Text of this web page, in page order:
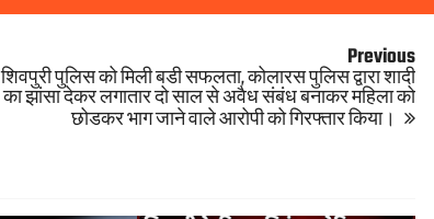
Previous
शिवपुरी पुलिस को मिली बडी सफलता, कोलारस पुलिस द्वारा शादी
का झांसा देकर लगातार दो साल से अवैध संबंध बनाकर महिला को
छोडकर भाग जाने वाले आरोपी को गिरफ्तार किया।